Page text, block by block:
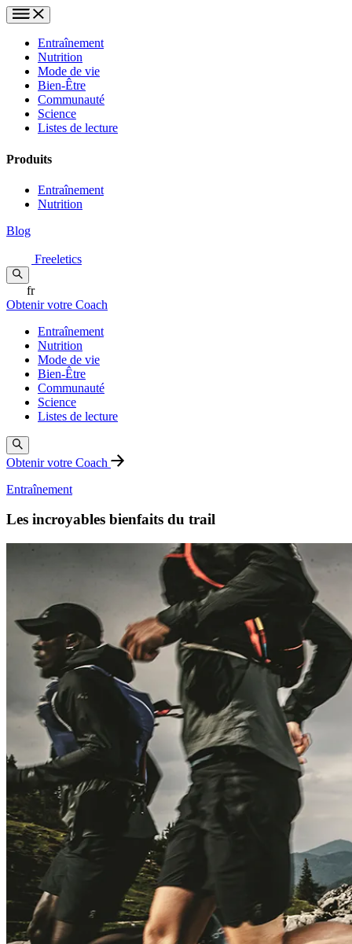
Entraînement
Nutrition
Mode de vie
Bien-Être
Communauté
Science
Listes de lecture
Produits
Entraînement
Nutrition
Blog
Freeletics
fr
Obtenir votre Coach
Entraînement
Nutrition
Mode de vie
Bien-Être
Communauté
Science
Listes de lecture
Obtenir votre Coach
Entraînement
Les incroyables bienfaits du trail